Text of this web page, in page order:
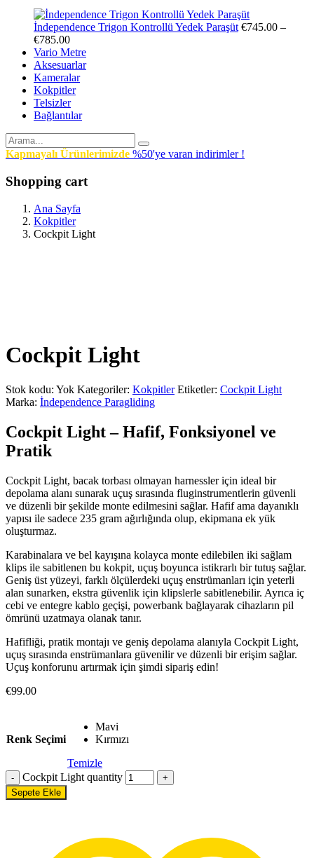
İndependence Trigon Kontrollü Yedek Paraşüt €745.00 –
€785.00
Vario Metre
Aksesuarlar
Kameralar
Kokpitler
Telsizler
Bağlantılar
Kapmayalı Ürünlerimizde %50'ye varan indirimler !
Shopping cart
Ana Sayfa
Kokpitler
Cockpit Light
Cockpit Light
Stok kodu: Yok Kategoriler: Kokpitler Etiketler: Cockpit Light
Marka: İndependence Paragliding
Cockpit Light – Hafif, Fonksiyonel ve
Pratik
Cockpit Light, bacak torbası olmayan harnessler için ideal bir
depolama alanı sunarak uçuş sırasında fluginstrumentlerin güvenli
ve düzenli bir şekilde monte edilmesini sağlar. Hafif ama dayanıklı
yapısı ile sadece 235 gram ağırlığında olup, ekipmana ek yük
oluşturmaz.
Karabinalara ve bel kayışına kolayca monte edilebilen iki sağlam
klips ile sabitlenen bu kokpit, uçuş boyunca istikrarlı bir tutuş sağlar.
Geniş üst yüzeyi, farklı ölçülerdeki uçuş enstrümanları için yeterli
alan sunarken, ekstra güvenlik için klipslerle sabitlenebilir. Ayrıca iç
cebi ve entegre kablo geçişi, powerbank bağlayarak cihazların pil
ömrünü uzatmaya olanak tanır.
Hafifliği, pratik montajı ve geniş depolama alanıyla Cockpit Light,
uçuş sırasında enstrümanlara güvenilir ve düzenli bir erişim sağlar.
Uçuş konforunu artırmak için şimdi sipariş edin!
€99.00
Renk Seçimi
Mavi
Kırmızı
Temizle
Cockpit Light quantity
Sepete Ekle